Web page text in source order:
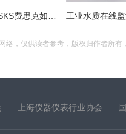
络，仅供读者参考，版权归作者所有
上海仪器仪表行业协会